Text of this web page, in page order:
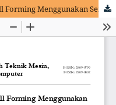
Peningkatan Efektivitas Mesin Roll Forming Menggunakan Sensor TCS3200 Berbasis Arduino Uno Pada Industri Atap Baja Ringan